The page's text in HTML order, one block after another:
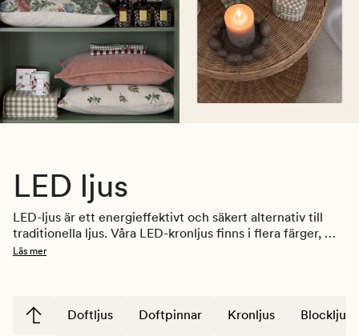
LED ljus
LED-ljus är ett energieffektivt och säkert alternativ till
traditionella ljus. Våra LED-kronljus finns i flera färger,
och är designade för att se naturtrogna ut. Med inbyggd
perfekta lösningen för ditt hem.
Läs mer
Doftljus Doftpinnar Kronljus Blockljus